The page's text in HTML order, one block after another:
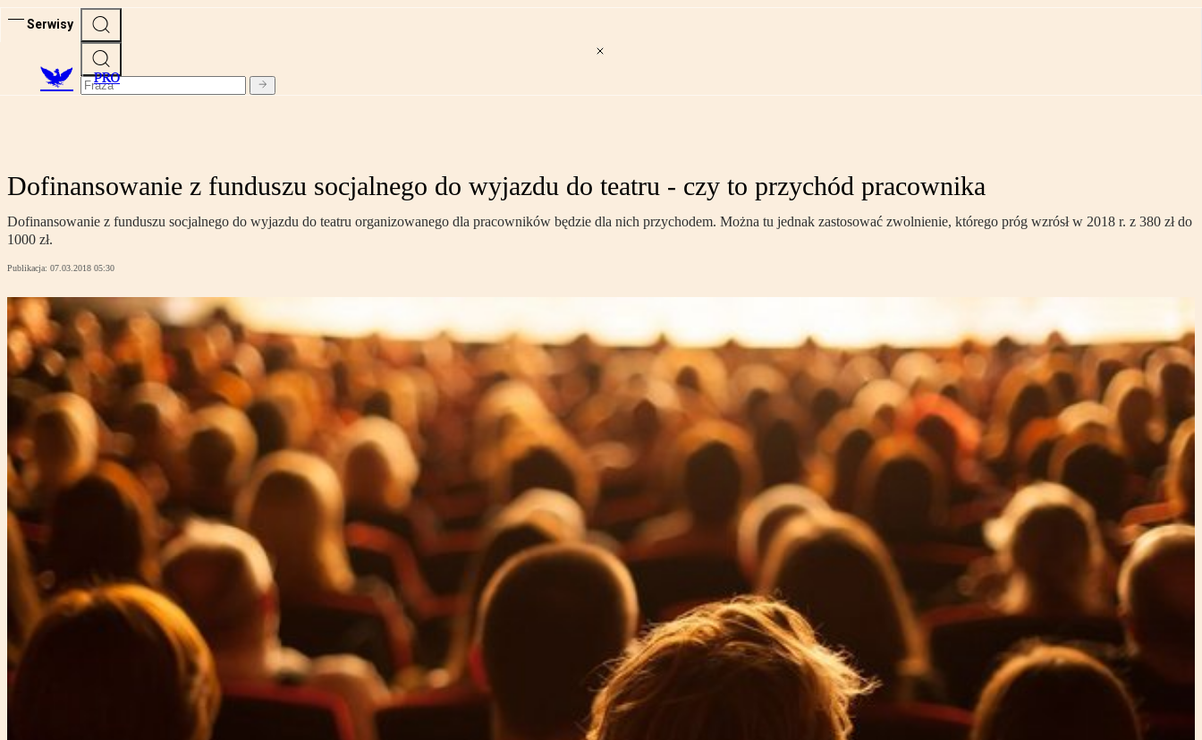
Serwisy
PRO
Dofinansowanie z funduszu socjalnego do wyjazdu do teatru - czy to przychód pracownika
Dofinansowanie z funduszu socjalnego do wyjazdu do teatru organizowanego dla pracowników będzie dla nich przychodem. Można tu jednak zastosować zwolnienie, którego próg wzrósł w 2018 r. z 380 zł do
1000 zł.
Publikacja: 07.03.2018 05:30